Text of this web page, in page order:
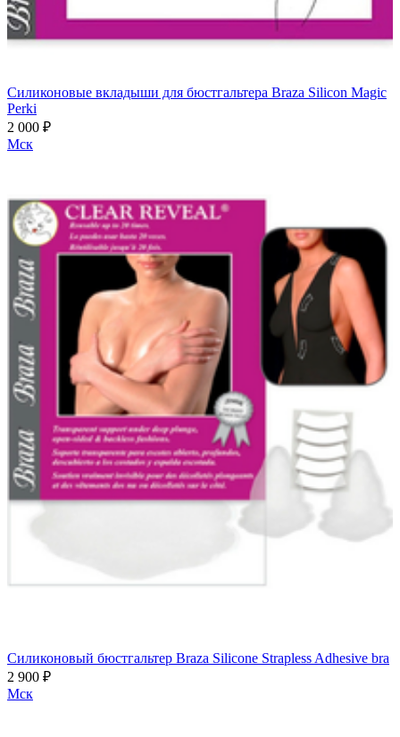
Силиконовые вкладыши для бюстгальтера Braza Silicon Magic
Perki
2 000 ₽
Мск
Силиконовый бюстгальтер Braza Silicone Strapless Adhesive bra
2 900 ₽
Мск